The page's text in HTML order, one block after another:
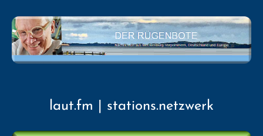
laut.fm | stations.netzwerk